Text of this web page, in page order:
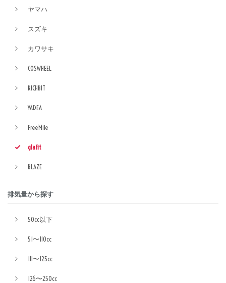
ヤマハ
スズキ
カワサキ
COSWHEEL
RICHBIT
YADEA
FreeMile
glafit
BLAZE
排気量から探す
50cc以下
51〜110cc
111〜125cc
126〜250cc